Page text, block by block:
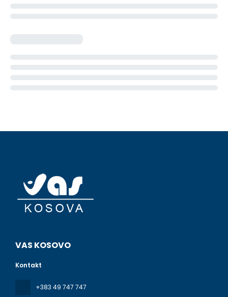
VAS KOSOVO
Kontakt
+383 49 747 747